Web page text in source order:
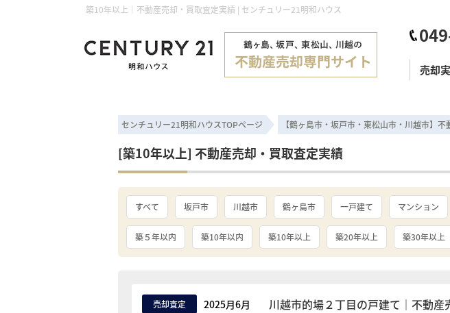
築10年以上｜不動産売却・買取査定実績 | センチュリー21明和ハウス
売却
センチュリー21明和ハウスTOPページ 【鶴ヶ島市・坂戸市・東松山市・川越市】
[築10年以上] 不動産売却・買取査定実績
すべて 坂戸市 川越市 鶴ヶ島市 一戸建て マンション
築５年以内 築10年以内 築10年以上 築20年以上 築30年以上
売却査定 2025月6月 川越市的場２丁目の戸建て｜不動産